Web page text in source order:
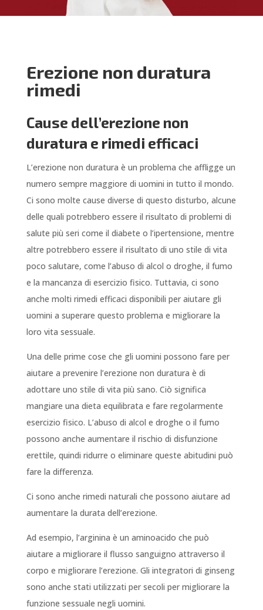
Erezione non duratura
rimedi
Cause dell’erezione non
duratura e rimedi efficaci
L’erezione non duratura è un problema che affligge un
numero sempre maggiore di uomini in tutto il mondo.
Ci sono molte cause diverse di questo disturbo, alcune
delle quali potrebbero essere il risultato di problemi di
salute più seri come il diabete o l’ipertensione, mentre
altre potrebbero essere il risultato di uno stile di vita
poco salutare, come l’abuso di alcol o droghe, il fumo
e la mancanza di esercizio fisico. Tuttavia, ci sono
anche molti rimedi efficaci disponibili per aiutare gli
uomini a superare questo problema e migliorare la
loro vita sessuale.
Una delle prime cose che gli uomini possono fare per
aiutare a prevenire l’erezione non duratura è di
adottare uno stile di vita più sano. Ciò significa
mangiare una dieta equilibrata e fare regolarmente
esercizio fisico. L’abuso di alcol e droghe o il fumo
possono anche aumentare il rischio di disfunzione
erettile, quindi ridurre o eliminare queste abitudini può
fare la differenza.
Ci sono anche rimedi naturali che possono aiutare ad
aumentare la durata dell’erezione.
Ad esempio, l’arginina è un aminoacido che può
aiutare a migliorare il flusso sanguigno attraverso il
corpo e migliorare l’erezione. Gli integratori di ginseng
sono anche stati utilizzati per secoli per migliorare la
funzione sessuale negli uomini.